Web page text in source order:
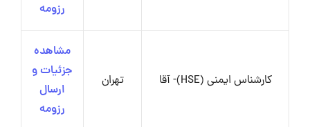
رزومه
کارشناس ایمنی (HSE)- آقا تهران
مشاهده
جزئیات و
ارسال
رزومه